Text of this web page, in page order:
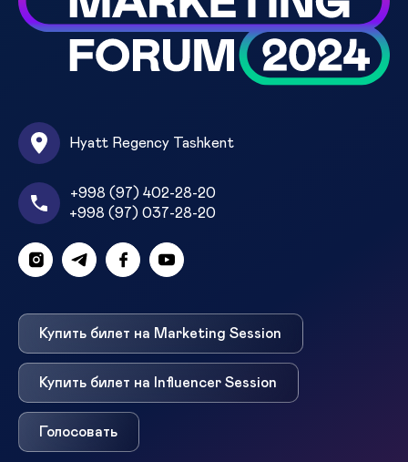
Hyatt Regency Tashkent
+998 (97) 402-28-20
+998 (97) 037-28-20
Купить билет на Marketing Session
Купить билет на Influencer Session
Голосовать